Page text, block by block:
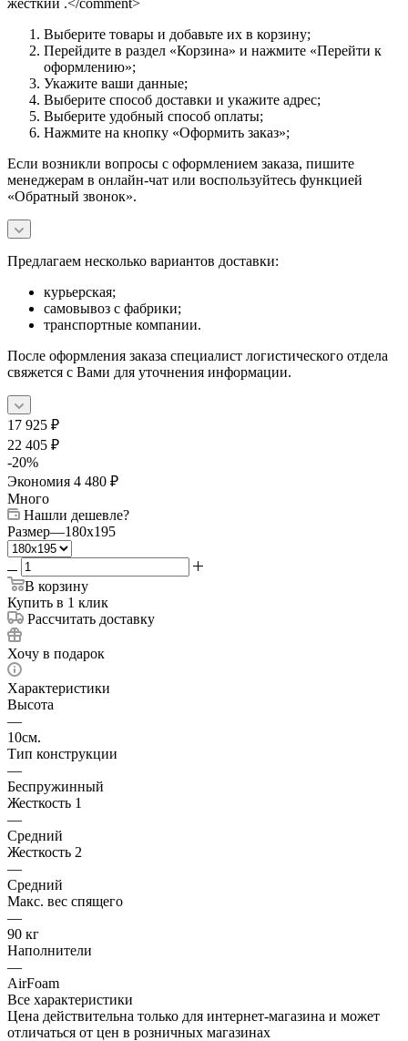
Выберите товары и добавьте их в корзину;
Перейдите в раздел «Корзина» и нажмите «Перейти к
оформлению»;
Укажите ваши данные;
Выберите способ доставки и укажите адрес;
Выберите удобный способ оплаты;
Нажмите на кнопку «Оформить заказ»;
Если возникли вопросы с оформлением заказа, пишите
менеджерам в онлайн-чат или воспользуйтесь функцией
«Обратный звонок».
Предлагаем несколько вариантов доставки:
курьерская;
самовывоз с фабрики;
транспортные компании.
После оформления заказа специалист логистического отдела
свяжется с Вами для уточнения информации.
17 925 ₽
22 405 ₽
-20%
Экономия 4 480 ₽
Много
Нашли дешевле?
Размер—180x195
В корзину
Купить в 1 клик
Рассчитать доставку
Хочу в подарок
Характеристики
Высота
—
10см.
Тип конструкции
—
Беспружинный
Жесткость 1
—
Средний
Жесткость 2
—
Средний
Макс. вес спящего
—
90 кг
Наполнители
—
AirFoam
Все характеристики
Цена действительна только для интернет-магазина и может
отличаться от цен в розничных магазинах